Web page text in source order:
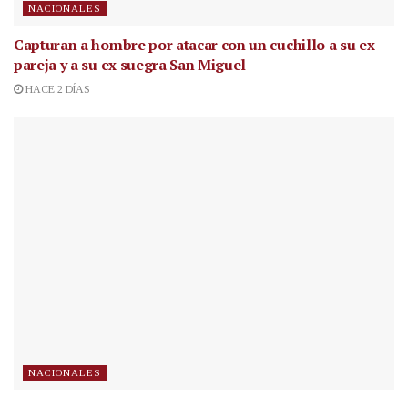
NACIONALES
Capturan a hombre por atacar con un cuchillo a su ex
pareja y a su ex suegra San Miguel
HACE 2 DÍAS
NACIONALES